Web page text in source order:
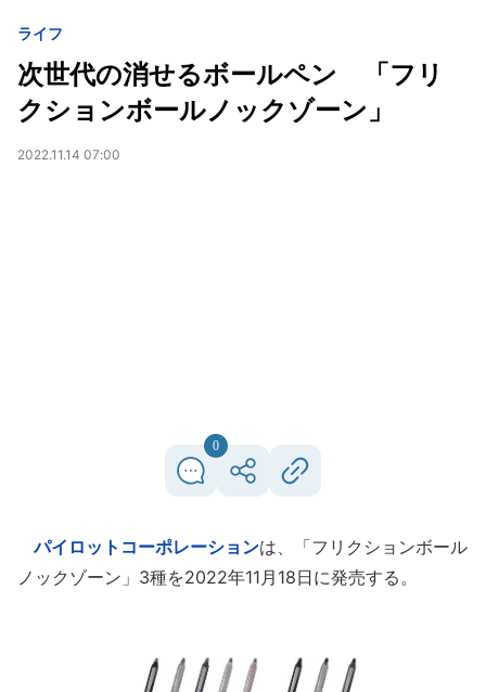
ライフ
次世代の消せるボールペン 「フリ
クションボールノックゾーン」
2022.11.14 07:00
0
パイロットコーポレーションは、「フリクションボール
ノックゾーン」3種を2022年11月18日に発売する。